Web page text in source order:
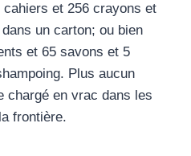
cahiers et 256 crayons et
un carton; ou bien
et 65 savons et 5
Plus aucun
chargé en vrac dans les
frontière.